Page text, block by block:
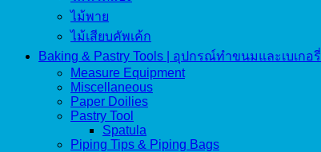
ไม้พาย
ไม้เสียบคัพเค้ก
Baking & Pastry Tools | อุปกรณ์ทำขนมและเบเกอรี่
Measure Equipment
Miscellaneous
Paper Doilies
Pastry Tool
Spatula
Piping Tips & Piping Bags